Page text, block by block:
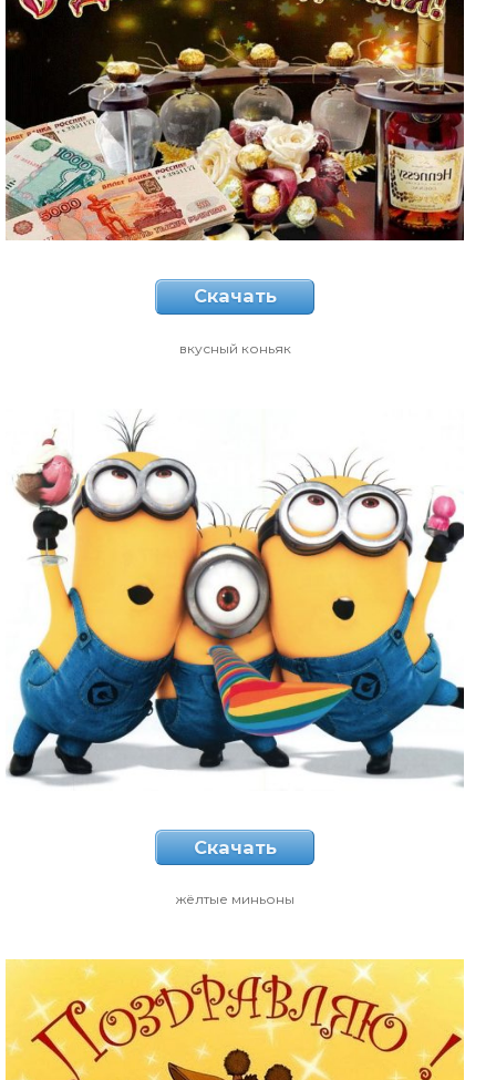
Скачать
вкусный коньяк
Скачать
жёлтые миньоны